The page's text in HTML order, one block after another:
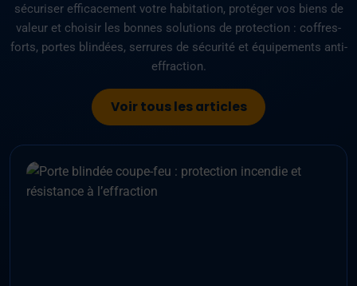
sécuriser efficacement votre habitation, protéger vos biens de
valeur et choisir les bonnes solutions de protection : coffres-
forts, portes blindées, serrures de sécurité et équipements anti-
effraction.
Voir tous les articles